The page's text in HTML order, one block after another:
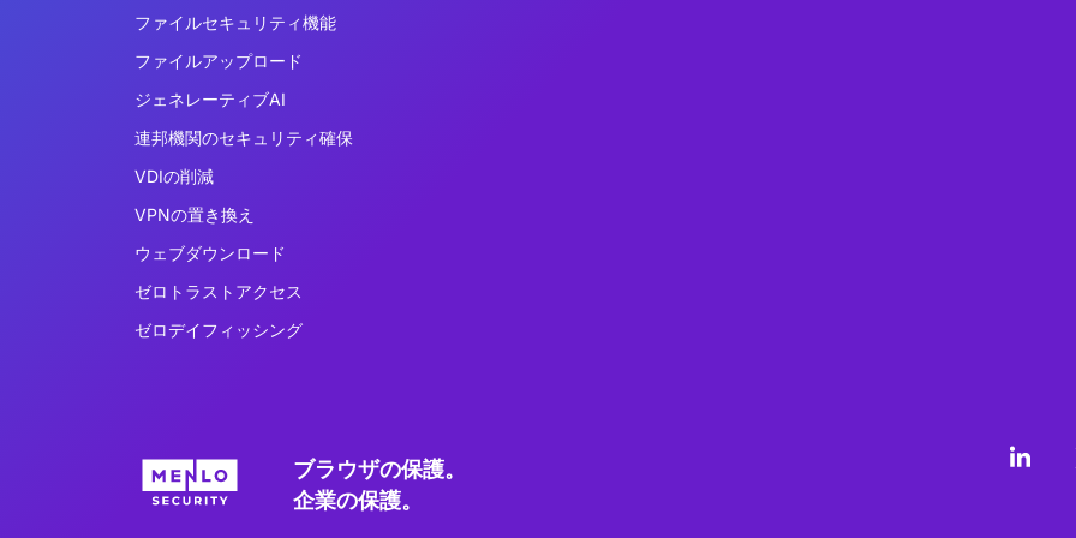
ファイルセキュリティ機能
ファイルアップロード
ジェネレーティブAI
連邦機関のセキュリティ確保
VDIの削減
VPNの置き換え
ウェブダウンロード
ゼロトラストアクセス
ゼロデイフィッシング
ブラウザの保護。
企業の保護。